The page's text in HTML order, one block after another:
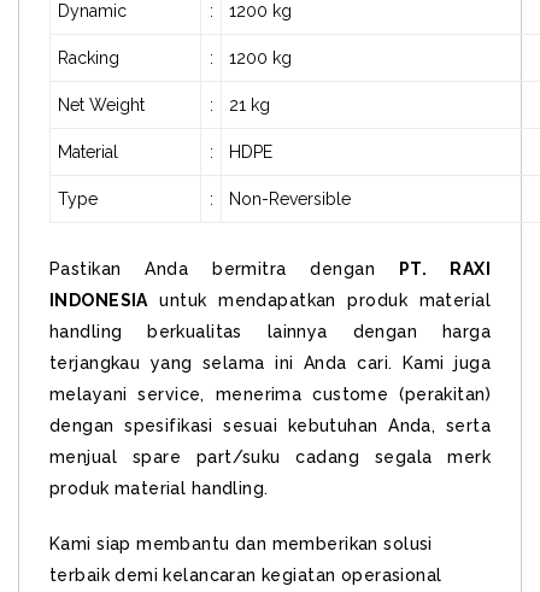
Dynamic : 1200 kg
Racking : 1200 kg
Net Weight : 21 kg
Material : HDPE
Type : Non-Reversible
Pastikan Anda bermitra dengan PT. RAXI
INDONESIA untuk mendapatkan produk material
handling berkualitas lainnya dengan harga
terjangkau yang selama ini Anda cari. Kami juga
melayani service, menerima custome (perakitan)
dengan spesifikasi sesuai kebutuhan Anda, serta
menjual spare part/suku cadang segala merk
produk material handling.
Kami siap membantu dan memberikan solusi
terbaik demi kelancaran kegiatan operasional